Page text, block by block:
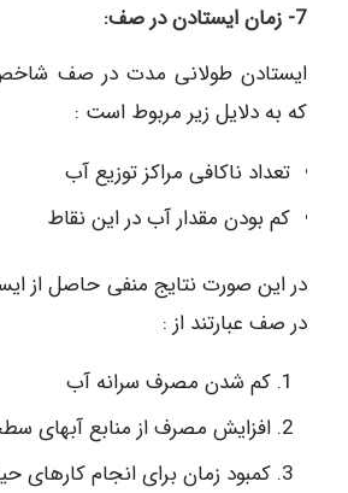
7- زمان ایستادن در صف:
ایستادن طولانی مدت در صف
که به دلایل زیر مربوط است :
تعداد ناکافی مراکز توزیع آب
کم بودن مقدار آب در این نقاط
در این صورت نتایج منفی حاصل از
در صف عبارتند از :
کم شدن مصرف سرانه آب
افزایش مصرف از منابع آبهای
کمبود زمان برای انجام کارهای